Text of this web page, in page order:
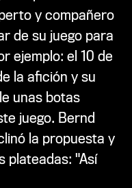
y compañero
de su juego para
ejemplo: el 10 de
la afición y su
unas botas
juego. Bernd
la propuesta y
plateadas: "Así